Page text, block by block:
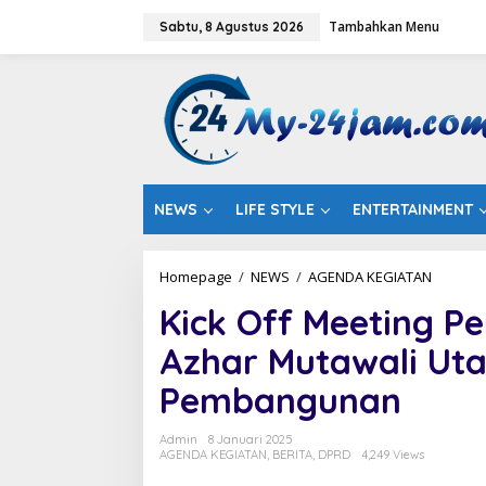
Sabtu, 8 Agustus 2026 Tambahkan Menu
NEWS LIFE STYLE ENTERTAINMENT
Homepage / NEWS / AGENDA KEGIATAN
O
f
Kick Off Meeting
Azhar Mutawali
Pembangunan
Admin
8 Januari 2025
AGENDA KEGIATAN, BERITA, DPRD 4,249 Views